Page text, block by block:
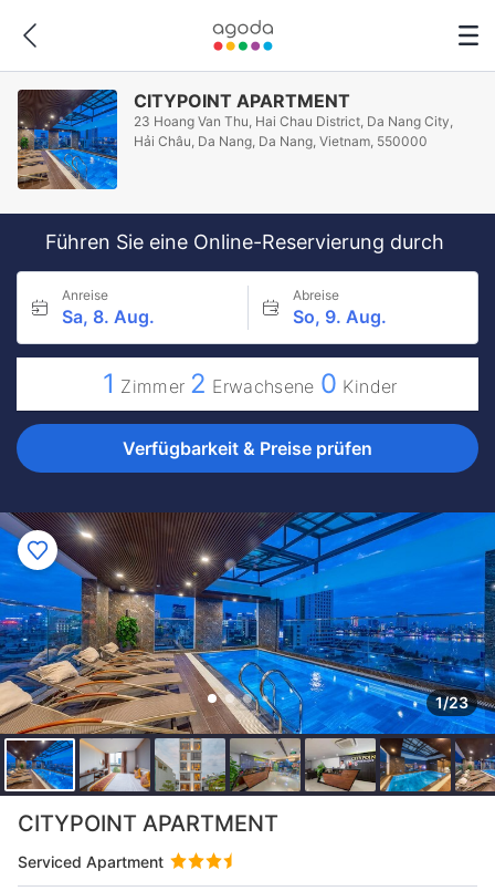
CITYPOINT APARTMENT
23 Hoang Van Thu, Hai Chau District, Da Nang City,
Hải Châu, Da Nang, Da Nang, Vietnam, 550000
Führen Sie eine Online-Reservierung durch
Anreise
Sa, 8. Aug.
Abreise
So, 9. Aug.
1 Zimmer 2 Erwachsene 0 Kinder
Verfügbarkeit & Preise prüfen
1/23
CITYPOINT APARTMENT
Serviced Apartment